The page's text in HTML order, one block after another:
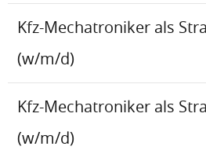
Kfz-Mechatroniker als
(w/m/d)
Kfz-Mechatroniker als
(w/m/d)